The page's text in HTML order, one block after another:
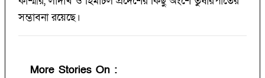
সম্ভাবনা রয়েছে।
More Stories On :